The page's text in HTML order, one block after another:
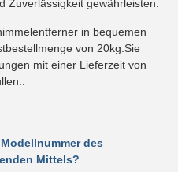
Zuverlässigkeit gewährleisten.
in bequemen
von 20kg.Sie
mit einer Lieferzeit von
des
Mittels?